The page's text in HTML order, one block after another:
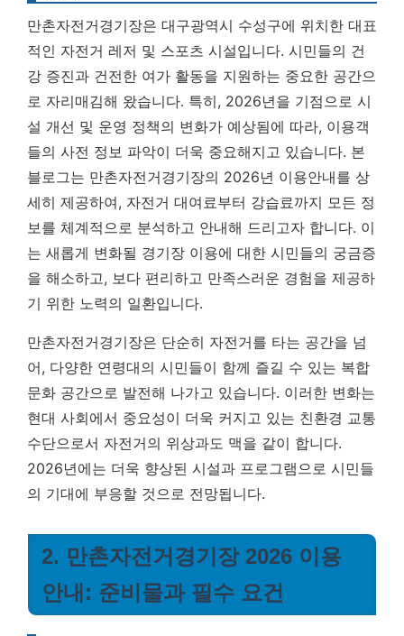
만촌자전거경기장은 대구광역시 수성구에 위치한 대표
적인 자전거 레저 및 스포츠 시설입니다. 시민들의 건
강 증진과 건전한 여가 활동을 지원하는 중요한 공간으
로 자리매김해 왔습니다. 특히, 2026년을 기점으로 시
설 개선 및 운영 정책의 변화가 예상됨에 따라, 이용객
들의 사전 정보 파악이 더욱 중요해지고 있습니다. 본
블로그는 만촌자전거경기장의 2026년 이용안내를 상
세히 제공하여, 자전거 대여료부터 강습료까지 모든 정
보를 체계적으로 분석하고 안내해 드리고자 합니다. 이
는 새롭게 변화될 경기장 이용에 대한 시민들의 궁금증
을 해소하고, 보다 편리하고 만족스러운 경험을 제공하
기 위한 노력의 일환입니다.
만촌자전거경기장은 단순히 자전거를 타는 공간을 넘
어, 다양한 연령대의 시민들이 함께 즐길 수 있는 복합
문화 공간으로 발전해 나가고 있습니다. 이러한 변화는
현대 사회에서 중요성이 더욱 커지고 있는 친환경 교통
수단으로서 자전거의 위상과도 맥을 같이 합니다.
2026년에는 더욱 향상된 시설과 프로그램으로 시민들
의 기대에 부응할 것으로 전망됩니다.
2. 만촌자전거경기장 2026 이용
안내: 준비물과 필수 요건